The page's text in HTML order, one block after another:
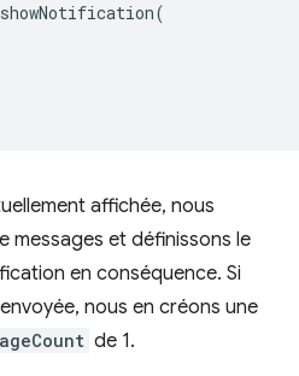
showNotification(
affichée, nous
messages et définissons le
en conséquence. Si
nous en créons une
de 1.